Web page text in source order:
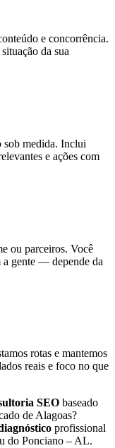
e concorrência.
da sua
sob medida. Inclui
e ações com
ou parceiros. Você
a gente — depende da
rotas e mantemos
reais e foco no que
SEO baseado
de Alagoas?
profissional
do Ponciano – AL.